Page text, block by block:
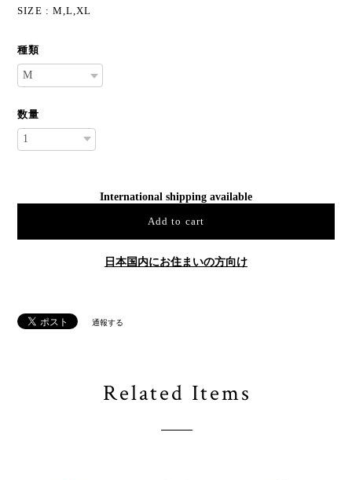
SIZE : M,L,XL
種類
数量
International shipping available
Add to cart
日本国内にお住まいの方向け
通報する
Related Items